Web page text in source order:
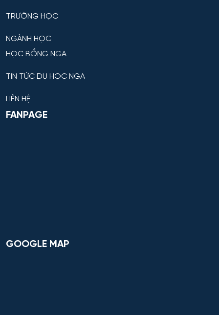
TRƯỜNG HỌC
NGÀNH HỌC
HỌC BỔNG NGA
TIN TỨC DU HỌC NGA
LIÊN HỆ
FANPAGE
GOOGLE MAP